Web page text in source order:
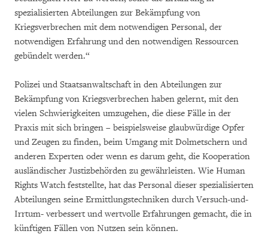
spezialisierten Abteilungen zur Bekämpfung von
Kriegsverbrechen mit dem notwendigen Personal, der
notwendigen Erfahrung und den notwendigen Ressourcen
gebündelt werden.“
Polizei und Staatsanwaltschaft in den Abteilungen zur
Bekämpfung von Kriegsverbrechen haben gelernt, mit den
vielen Schwierigkeiten umzugehen, die diese Fälle in der
Praxis mit sich bringen – beispielsweise glaubwürdige Opfer
und Zeugen zu finden, beim Umgang mit Dolmetschern und
anderen Experten oder wenn es darum geht, die Kooperation
ausländischer Justizbehörden zu gewährleisten. Wie Human
Rights Watch feststellte, hat das Personal dieser spezialisierten
Abteilungen seine Ermittlungstechniken durch Versuch-und-
Irrtum- verbessert und wertvolle Erfahrungen gemacht, die in
künftigen Fällen von Nutzen sein können.